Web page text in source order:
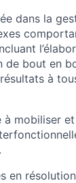
dans la
de bout en
à
à mobiliser
en